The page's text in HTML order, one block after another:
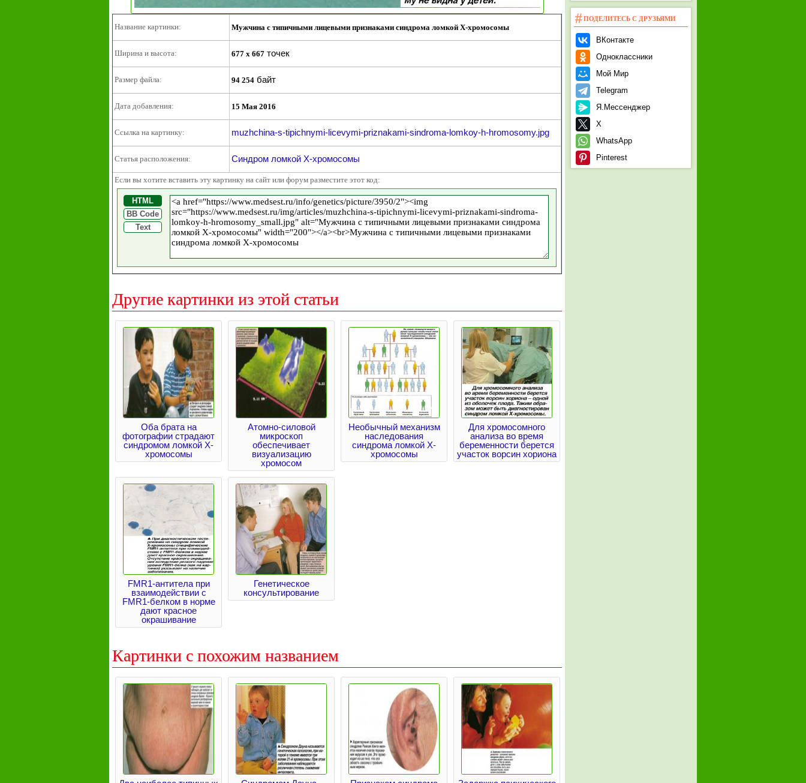
Название картинки: Мужчина с типичными лицевыми признаками синдрома ломкой Х-хромосомы
Ширина и высота: 677 x 667 точек
Размер файла: 94 254 байт
Дата добавления: 15 Мая 2016
Ссылка на картинку: muzhchina-s-tipichnymi-licevymi-priznakami-sindroma-lomkoy-h-hromosomy.jpg
Статья расположения: Синдром ломкой Х-хромосомы
Если вы хотите вставить эту картинку на сайт или форум разместите этот код:
HTML
BB Code
Text
Другие картинки из этой статьи
Оба брата на
фотографии страдают
синдромом ломкой Х-
хромосомы
Атомно-силовой
микроскоп
обеспечивает
визуализацию
хромосом
Необычный механизм
наследования
синдрома ломкой Х-
хромосомы
Для хромосомного
анализа во время
беременности берется
участок ворсин хориона
FMR1-антитела при
взаимодействии с
FMR1-белком в норме
дают красное
окрашивание
Генетическое
консультирование
Картинки с похожим названием
ПОДЕЛИТЕСЬ С ДРУЗЬЯМИ
ВКонтакте
Одноклассники
Мой Мир
Telegram
Я.Мессенджер
X
WhatsApp
Pinterest